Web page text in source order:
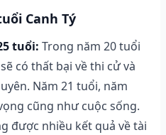
Canh Tý
tuổi: Trong năm 20 tuổi
có thất bại về thi cử và
Năm 21 tuổi, năm
cũng như cuộc sống.
được nhiều kết quả về tài